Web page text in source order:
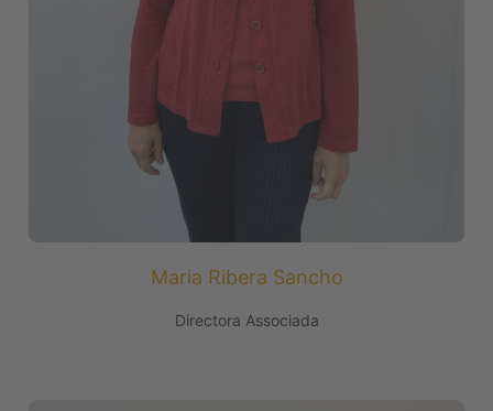
Maria Ribera Sancho
Directora Associada